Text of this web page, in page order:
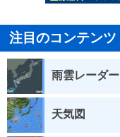
注目のコンテンツ
雨雲レーダー
天気図